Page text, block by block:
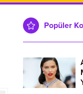
Popüler